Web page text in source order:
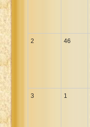
2 46
3 1